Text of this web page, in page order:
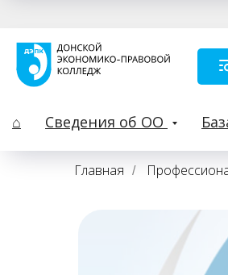
⌂ Сведения об ОО
Главная /